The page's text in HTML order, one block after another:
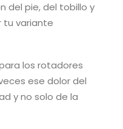
del pie, del tobillo y
tu variante
los rotadores
ese dolor del
y no solo de la